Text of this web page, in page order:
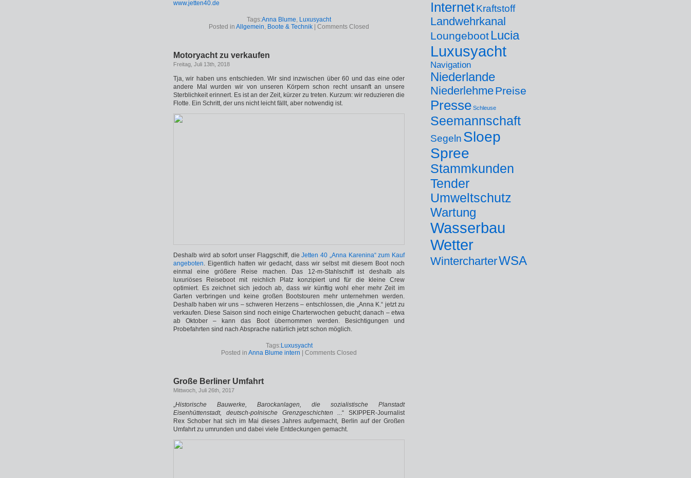
www.jetten40.de
Tags:Anna Blume, Luxusyacht
Posted in Allgemein, Boote & Technik Comments Closed
Motoryacht zu verkaufen
Freitag, Juli 13th, 2018
Tja, wir haben uns entschieden. Wir sind inzwischen über 60 und das eine oder
andere Mal wurden wir von unseren Körpern schon recht unsanft an unsere
Sterblichkeit erinnert. Es ist an der Zeit, kürzer zu treten. Kurzum: wir reduzieren die
Flotte. Ein Schritt, der uns nicht leicht fällt, aber notwendig ist.
Deshalb wird ab sofort unser Flaggschiff, dieJetten 40 „Anna Karenina“ zum Kauf
angeboten. Eigentlich hatten wir gedacht, dass wir selbst mit diesem Boot noch
einmal eine größere Reise machen. Das 12-m-Stahlschiff ist deshalb als
luxuriöses Reiseboot mit reichlich Platz konzipiert und für die kleine Crew
optimiert. Es zeichnet sich jedoch ab, dass wir künftig wohl eher mehr Zeit im
Garten verbringen und keine großen Bootstouren mehr unternehmen werden.
Deshalb haben wir uns – schweren Herzens – entschlossen, die „Anna K.“ jetzt zu
verkaufen. Diese Saison sind noch einige Charterwochen gebucht; danach – etwa
ab Oktober – kann das Boot übernommen werden. Besichtigungen und
Probefahrten sind nach Absprache natürlich jetzt schon möglich.
Tags: Luxusyacht
Posted in Anna Blume intern Comments Closed
Große Berliner Umfahrt
Mittwoch, Juli 26th, 2017
„Historische Bauwerke, Barockanlagen, die sozialistische Planstadt
Eisenhüttenstadt, deutsch-polnische Grenzgeschichten ...“ SKIPPER-Journalist
Rex Schober hat sich im Mai dieses Jahres aufgemacht, Berlin auf der Großen
Umfahrt zu umrunden und dabei viele Entdeckungen gemacht.
InternetKraftstoff
Landwehrkanal
Loungeboot Lucia
Luxusyacht
Navigation
Niederlande
NiederlehmePreise
Presse Schleuse
Seemannschaft
Segeln Sloep
Spree
Stammkunden
Tender
Umweltschutz
Wartung
Wasserbau
Wetter
WintercharterWSA